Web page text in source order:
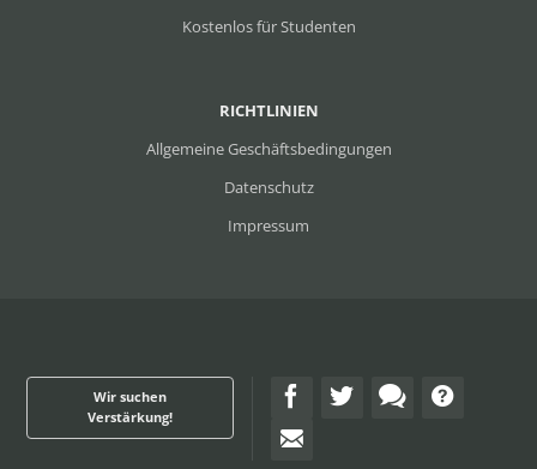
RICHTLINIEN
Allgemeine Geschäftsbedingungen
Datenschutz
Impressum
Kostenlos für Studenten
Wir suchen
Verstärkung!